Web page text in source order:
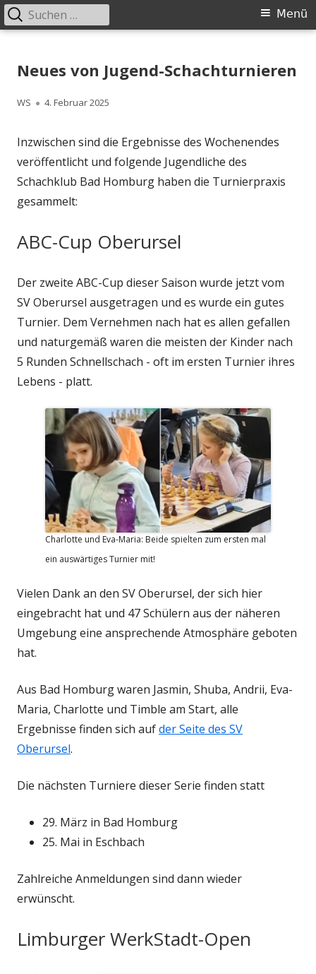
zum
Primäres
Menü
Suchen
nach:
Neues von Jugend-Schachturnieren
Autor
WS
Veröffentlicht
4. Februar 2025
Inzwischen sind die Ergebnisse des Wochenendes
veröffentlicht und folgende Jugendliche des
Schachklub Bad Homburg haben die Turnierpraxis
gesammelt:
ABC-Cup Oberursel
Der zweite ABC-Cup dieser Saison wurde jetzt vom
SV Oberursel ausgetragen und es wurde ein gutes
Turnier. Dem Vernehmen nach hat es allen gefallen
und naturgemäß waren die meisten der Kinder nach
5 Runden Schnellschach - oft im ersten Turnier ihres
Lebens - platt.
Charlotte und Eva-Maria: Beide spielten zum ersten mal
ein auswärtiges Turnier mit!
Vielen Dank an den SV Oberursel, der sich hier
eingebracht hat und 47 Schülern aus der näheren
Umgebung eine ansprechende Atmosphäre geboten
hat.
Aus Bad Homburg waren Jasmin, Shuba, Andrii, Eva-
Maria, Charlotte und Timble am Start, alle
Ergebnisse finden sich aufder Seite des SV
Oberursel.
Die nächsten Turniere dieser Serie finden statt
29. März in Bad Homburg
25. Mai in Eschbach
Zahlreiche Anmeldungen sind dann wieder
erwünscht.
Limburger WerkStadt-Open